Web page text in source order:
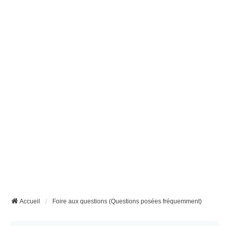
Accueil Foire aux questions (Questions posées fréquemment)